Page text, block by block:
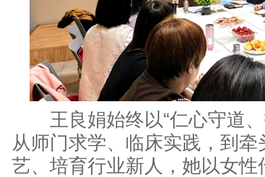
王良娟始终以“仁心守道、
从师门求学、临床实践，到
艺、培育行业新人，她以女